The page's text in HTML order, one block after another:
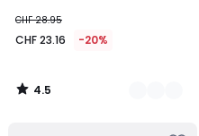
CHF 28.95
CHF 23.16 -20%
4.5
/